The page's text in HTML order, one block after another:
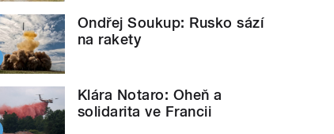
Ondřej Soukup: Rusko sází
na rakety
Klára Notaro: Oheň a
solidarita ve Francii